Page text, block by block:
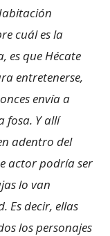
cuál es la
es que Hécate
entretenerse,
envía a
fosa. Y allí
adentro del
actor podría ser
lo van
decir, ellas
los personajes